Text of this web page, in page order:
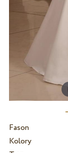
Fason
Kolory